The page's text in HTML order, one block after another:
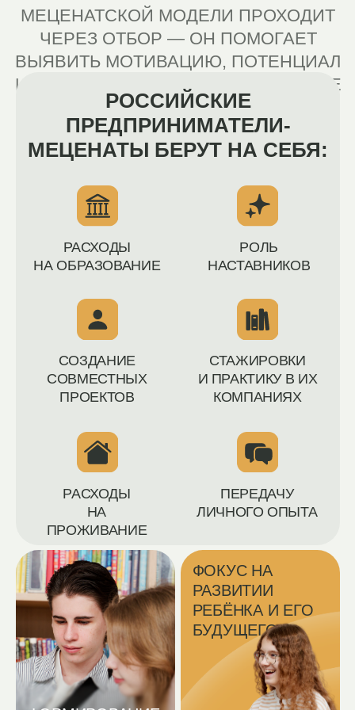
«БОЛЬШОЙ
ФИЗТЕХ»
ПОСТУПЛЕНИЕ ПРОХОДИТ ЧЕРЕЗ
ОТБОР — ОН ПОМОГАЕТ ВЫЯВИТЬ
МОТИВАЦИЮ, ПОТЕНЦИАЛ
И ГОТОВНОСТЬ ПОДРОСТКА К СРЕДЕ
ЖИВОГО ОБРАЗОВАНИЯ
УЧЕНИКИ 7-ГО КЛАССА
ПОЗИЦИЕЙ ИЗ РАЗНЫХ
РЕГИОНОВ РОССИИ
ПОДРОБНЕЕ
УЗНАТЬ ПОДРОБНОСТИ
ОБ ОТБОРЕ
НАША КОМАНДА